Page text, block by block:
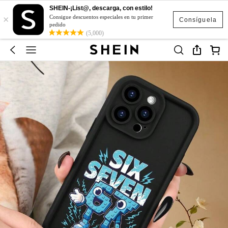
Consíguela
×
SHEIN-¡List@, descarga, con estilo!
Consigue descuentos especiales en tu primer
pedido
(5,000)